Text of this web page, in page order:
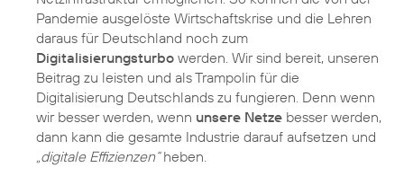
Pandemie ausgelöste Wirtschaftskrise und die Lehren
daraus für Deutschland noch zum
Digitalisierungsturbo werden. Wir sind bereit, unseren
Beitrag zu leisten und als Trampolin für die
Digitalisierung Deutschlands zu fungieren. Denn wenn
wir besser werden, wenn unsere Netze besser werden,
dann kann die gesamte Industrie darauf aufsetzen und
„digitale Effizienzen“heben.